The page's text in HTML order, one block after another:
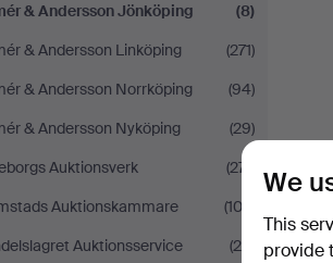
& Andersson Jönköping
(8)
& Andersson Linköping
(271)
& Andersson Norrköping
(94)
& Andersson Nyköping
(29)
Auktionsverk
(271)
Auktionskammare
(102)
Auktionsservice
(26)
We
This
provide